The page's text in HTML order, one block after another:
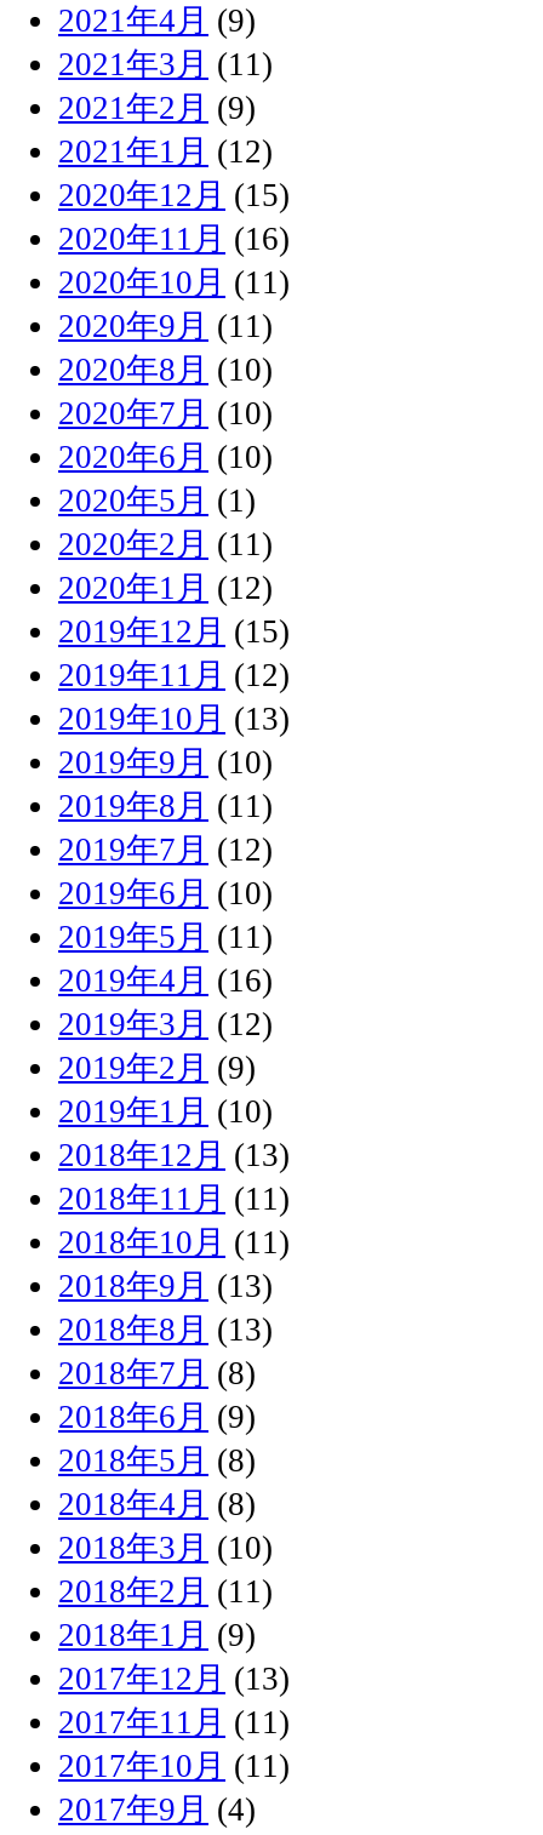
2021年4月 (9)
2021年3月 (11)
2021年2月 (9)
2021年1月 (12)
2020年12月 (15)
2020年11月 (16)
2020年10月 (11)
2020年9月 (11)
2020年8月 (10)
2020年7月 (10)
2020年6月 (10)
2020年5月 (1)
2020年2月 (11)
2020年1月 (12)
2019年12月 (15)
2019年11月 (12)
2019年10月 (13)
2019年9月 (10)
2019年8月 (11)
2019年7月 (12)
2019年6月 (10)
2019年5月 (11)
2019年4月 (16)
2019年3月 (12)
2019年2月 (9)
2019年1月 (10)
2018年12月 (13)
2018年11月 (11)
2018年10月 (11)
2018年9月 (13)
2018年8月 (13)
2018年7月 (8)
2018年6月 (9)
2018年5月 (8)
2018年4月 (8)
2018年3月 (10)
2018年2月 (11)
2018年1月 (9)
2017年12月 (13)
2017年11月 (11)
2017年10月 (11)
2017年9月 (4)